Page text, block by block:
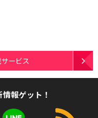
ービス
報ゲット！